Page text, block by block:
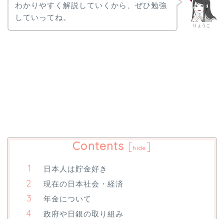
りょうこ
わかりやすく解説していくから、ぜひ勉強
していってね。
Contents [hide ]
日本人は貯金好き
現在の日本社会・経済
年金について
政府や日銀の取り組み